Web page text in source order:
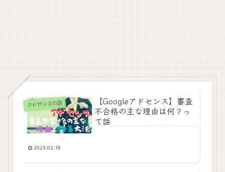
アドセンスの話
【Googleアドセンス】審査
不合格の主な理由は何？っ
て話
2023.02.18